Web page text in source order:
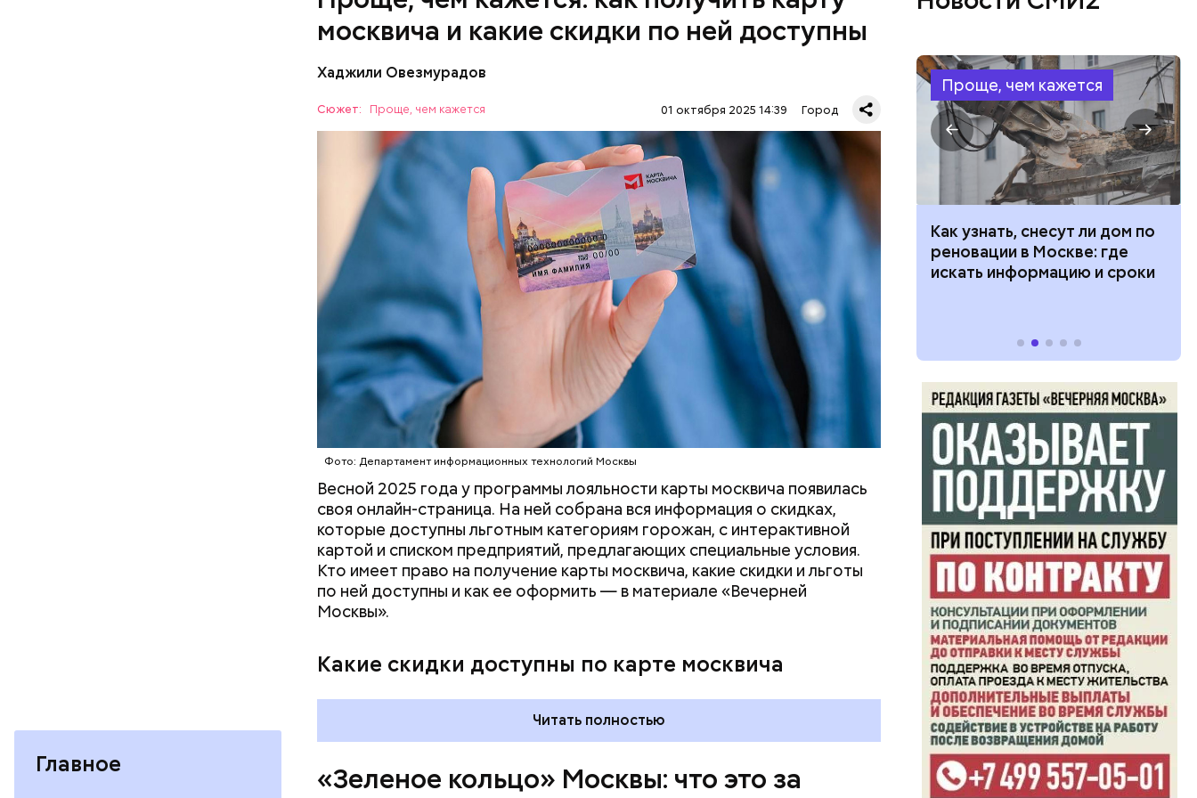
Главное
москвича и какие скидки по ней доступны
Хаджили Овезмурадов
Сюжет: Проще, чем кажется 01 октября 2025 14:39 Город
Фото: Департамент информационных технологий Москвы
Весной 2025 года у программы лояльности карты москвича появилась
своя онлайн-страница. На ней собрана вся информация о скидках,
которые доступны льготным категориям горожан, с интерактивной
картой и списком предприятий, предлагающих специальные условия.
Кто имеет право на получение карты москвича, какие скидки и льготы
по ней доступны и как ее оформить — в материале «Вечерней
Москвы».
Какие скидки доступны по карте москвича
Скидки по карте москвича доступны в следующих категориях:
Читать полностью
ПОРТАЛ MOS.RU МОСКВА ЛЬГОТЫ
«Зеленое кольцо» Москвы: что это за
— На сегодняшний день уже готово более 50 процентов
веломаршрута, то есть около 71 километра. В 2023 году его продлили
— от Тимирязевского парка до Лосиного Острова за счет проложения
велополос на улицах между парками. Таким образом, уже готовы
участки от метро «Профсоюзная» до Лосиного Острова.
Безусловно, самым известным местом из романа являются Патриаршие
пруды — именно там начинается действие произведения. Здесь поэт
Иван Бездомный и литератор Михаил Берлиоз встретились с Воландом
и его свитой. Неподалеку Аннушка разлила подсолнечное масло, и
Берлиоз остался без головы. Это произошло на перекрестке улицы
Малой Бронной и Ермолаевского переулка. Сейчас на Патриарших
прудах стоит знак с изображением силуэтов Воланда, Коровьева и
Бегемота, который предостерегает от разговоров с незнакомцами.
Проще, чем кажется
Как поменять батареи дома и
Как получить до 100 тысяч
рублей от государства при
трудной ситуации: кто может
претендовать и какие нужны
документы
Как узнать, снесут ли дом по
реновации в Москве: где
искать информацию и сроки
Как предотвратить развитие
диабета